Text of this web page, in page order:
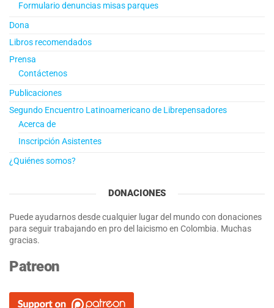
Formulario denuncias misas parques
Dona
Libros recomendados
Prensa
Contáctenos
Publicaciones
Segundo Encuentro Latinoamericano de Librepensadores
Acerca de
Inscripción Asistentes
¿Quiénes somos?
DONACIONES
Puede ayudarnos desde cualquier lugar del mundo con donaciones
para seguir trabajando en pro del laicismo en Colombia. Muchas
gracias.
Patreon